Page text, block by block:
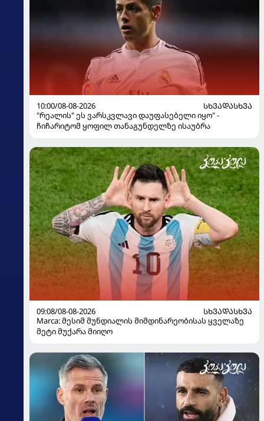
10:00/08-08-2026
ᲡᲮᲕᲐᲓᲐᲡᲮᲕᲐ
"რეალის" ეს ვარსკვლავი დაუფასებელი იყო" -
ჩიჩარიტომ ყოფილ თანაგუნდელზე ისაუბრა
09:08/08-08-2026
ᲡᲮᲕᲐᲓᲐᲡᲮᲕᲐ
Marca: მესიმ მუნდიალის მიმდინარეობისას ყველაზე
მეტი მუქარა მიიღო